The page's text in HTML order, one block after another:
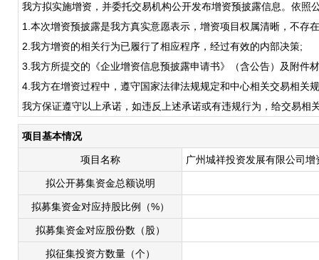
我方拟实施增资，并委托交易机构公开发布增资预披露信息。依照
1.本次增资预披露是我方真实意愿表示，增资项目权属清晰，不存
2.我方增资的相关行为已履行了相应程序，经过有效的内部决策;
3.我方所提交的《企业增资信息预披露申请书》（含公告）及附件
4.我方在增资过程中，遵守国家法律法规规定和中心相关交易相关
我方保证遵守以上承诺，如违反上述承诺或有违规行为，给交易
项目基本情况
项目名称 广州城祥投资发展有限公司增
拟公开募集资金总额说明
拟募集资金对应持股比例（%）
拟募集资金对应股份数（股）
拟征集投资方数量（个）